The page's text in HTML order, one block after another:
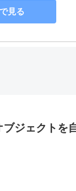
見る
ジェクトを